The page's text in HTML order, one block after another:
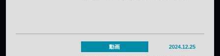
動画 2024.12.25